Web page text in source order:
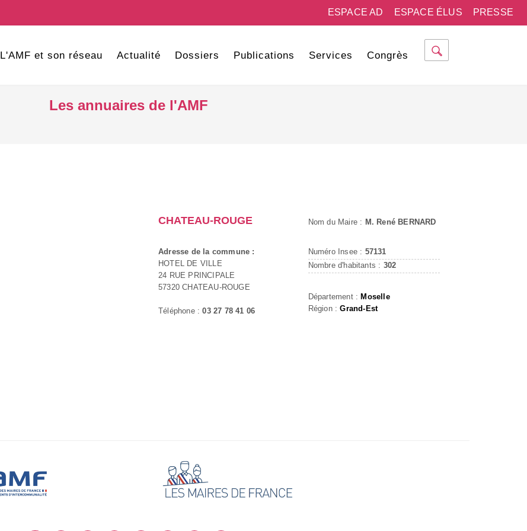
PRESSE
ESPACE ÉLUS
ESPACE AD
L'AMF et son réseau Actualité Dossiers Publications Services Congrès
Les annuaires de l'AMF
CHATEAU-ROUGE
Adresse de la commune :
HOTEL DE VILLE
24 RUE PRINCIPALE
57320 CHATEAU-ROUGE
Téléphone :03 27 78 41 06
Nom du Maire : M. René BERNARD
Numéro Insee : 57131
Nombre d'habitants : 302
Département : Moselle
Région :Grand-Est